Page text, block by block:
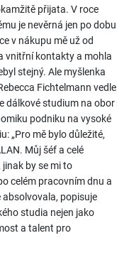
přijata. V roce
je nevěrná jen po dobu
v nákupu mě už od
vnitřní kontakty a mohla
stejný. Ale myšlenka
Fichtelmann vedle
dálkové studium na obor
podniku na vysoké
„Pro mě bylo důležité,
Můj šéf a celé
by se mi to
celém pracovním dnu a
popisuje
studia nejen jako
a talent pro